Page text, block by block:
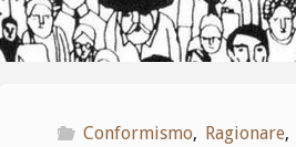
Conformismo, Ragionare,